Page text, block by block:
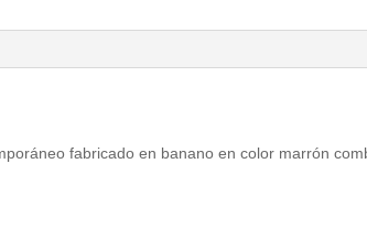
fabricado en banano en color marrón